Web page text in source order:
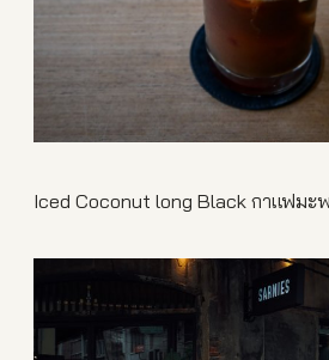
Iced Coconut long Black กาแฟมะ